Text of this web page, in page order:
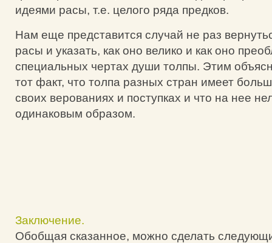
идеями расы, т.е. целого ряда предков.
Нам еще представится случай не раз
расы и указать, как оно велико и как оно
специальных чертах души толпы. Этим
тот факт, что толпа разных стран имеет
своих верованиях и поступках и что на нее
одинаковым образом.
Заключение.
Обобщая сказанное, можно сделать